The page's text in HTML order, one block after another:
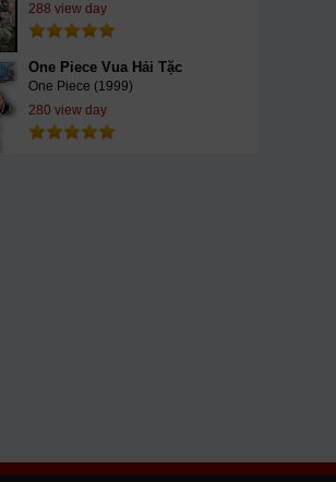
288 view day
One Piece Vua Hải Tặc
One Piece (1999)
280 view day